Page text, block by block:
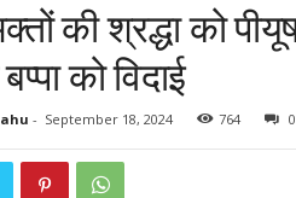
की श्रद्धा को
को विदाई
- September 18, 2024 764 0